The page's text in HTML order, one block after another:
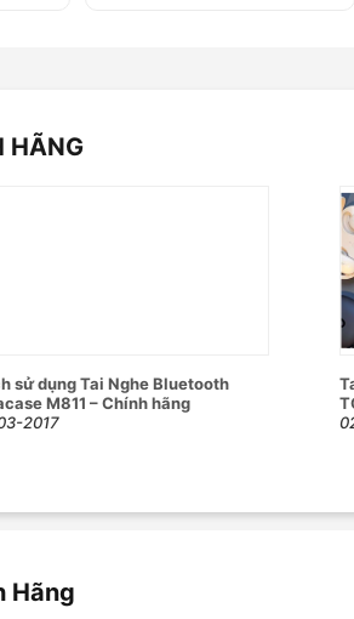
HÃNG
sử dụng Tai Nghe Bluetooth
M811 – Chính hãng
2017
Hãng